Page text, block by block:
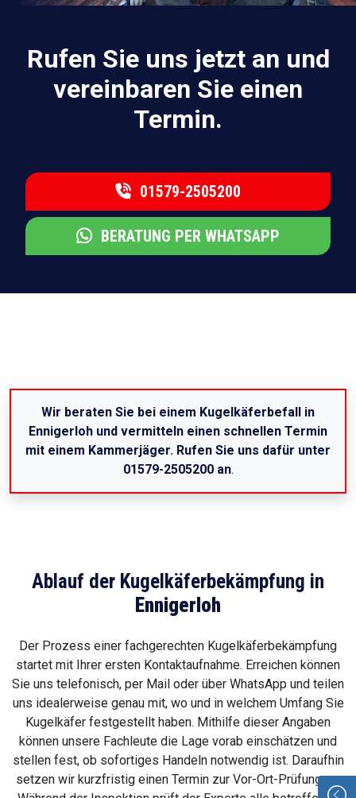
Rufen Sie uns jetzt an und
vereinbaren Sie einen
Termin.
01579-2505200
BERATUNG PER WHATSAPP
Wir beraten Sie bei einem Kugelkäferbefall in
Ennigerloh und vermitteln einen schnellen Termin
mit einem Kammerjäger. Rufen Sie uns dafür unter
01579-2505200 an.
Ablauf der Kugelkäferbekämpfung in
Ennigerloh
Der Prozess einer fachgerechten Kugelkäferbekämpfung
startet mit Ihrer ersten Kontaktaufnahme. Erreichen können
Sie uns telefonisch, per Mail oder über WhatsApp und teilen
uns idealerweise genau mit, wo und in welchem Umfang Sie
Kugelkäfer festgestellt haben. Mithilfe dieser Angaben
können unsere Fachleute die Lage vorab einschätzen und
stellen fest, ob sofortiges Handeln notwendig ist. Daraufhin
setzen wir kurzfristig einen Termin zur Vor-Ort-Prüfung an.